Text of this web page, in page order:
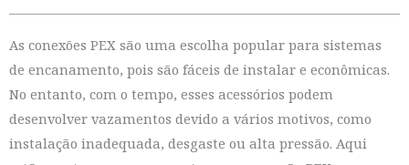
As conexões PEX são uma escolha popular para sistemas
de encanamento, pois são fáceis de instalar e econômicas.
No entanto, com o tempo, esses acessórios podem
desenvolver vazamentos devido a vários motivos, como
instalação inadequada, desgaste ou alta pressão. Aqui